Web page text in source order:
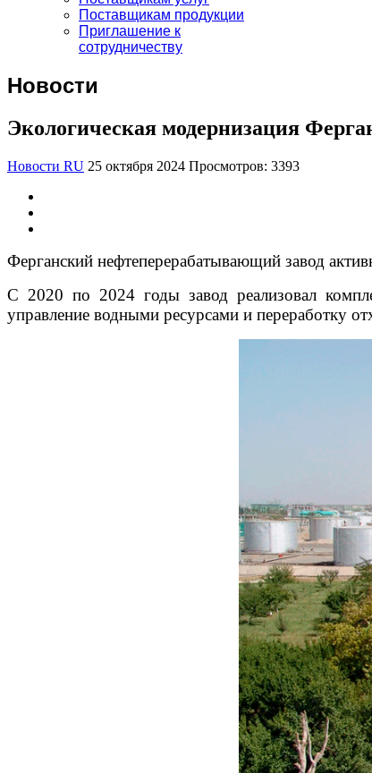
Поставщикам продукции
Приглашение к
сотрудничеству
Новости
Экологическая модернизация
Новости RU 25 октября 2024 Просмотров: 3393
Ферганский нефтеперерабатывающий завод
С 2020 по 2024 годы завод реализовал
управление водными ресурсами и переработку